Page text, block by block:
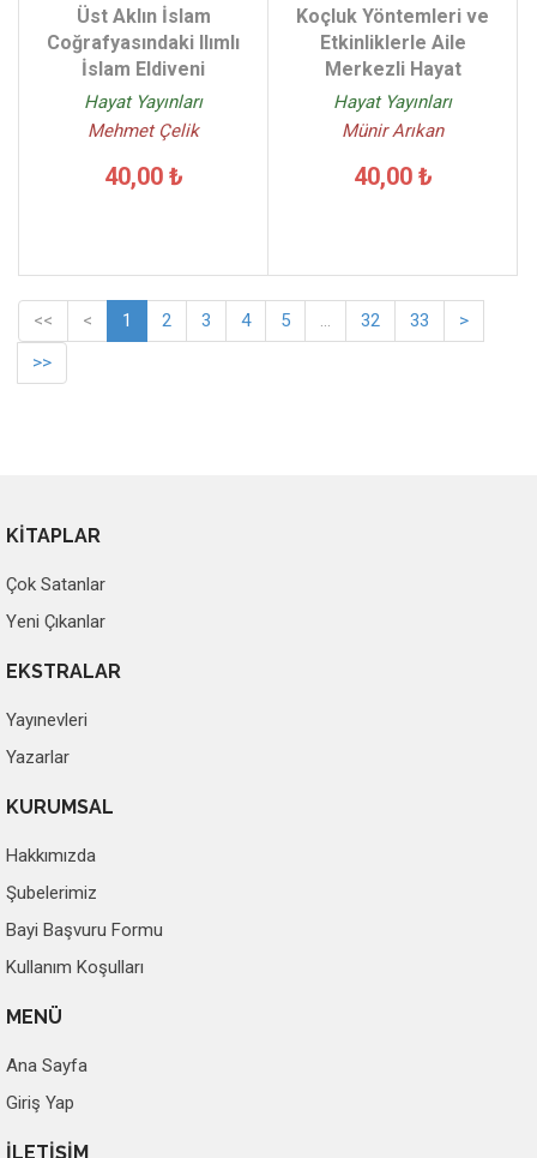
Üst Aklın İslam
Coğrafyasındaki Ilımlı
İslam Eldiveni
Hayat Yayınları
Mehmet Çelik
40,00 ₺
Koçluk Yöntemleri ve
Etkinliklerle Aile
Merkezli Hayat
Hayat Yayınları
Münir Arıkan
40,00 ₺
<< < 1 2 3 4 5 ... 32 33
>
>>
KİTAPLAR
Çok Satanlar
Yeni Çıkanlar
EKSTRALAR
Yayınevleri
Yazarlar
KURUMSAL
Hakkımızda
Şubelerimiz
Bayi Başvuru Formu
Kullanım Koşulları
MENÜ
Ana Sayfa
Giriş Yap
İLETİŞİM